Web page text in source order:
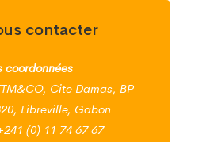
contacter
coordonnées
Cite Damas, BP
Libreville, Gabon
(0) 11 74 67 67